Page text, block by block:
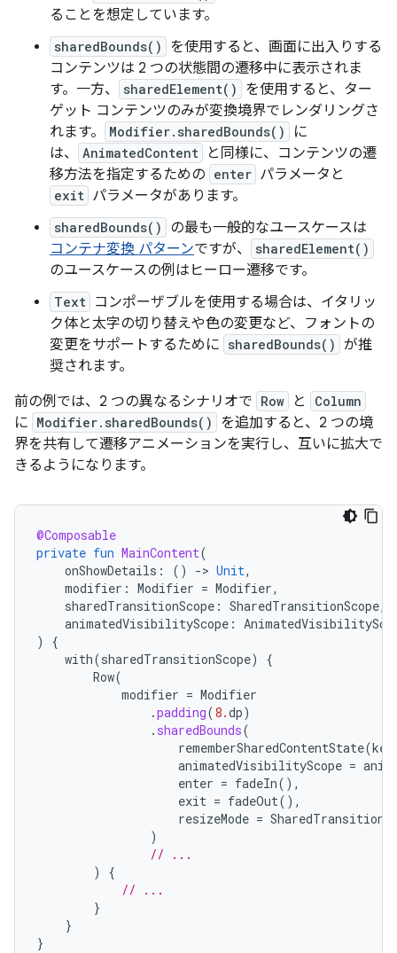
ることを想定しています。
sharedBounds()
を使用すると、画面に出入りする
コンテンツは 2 つの状態間の遷移中に表示されま
す。一方、
sharedElement()
を使用すると、ター
ゲット コンテンツのみが変換境界でレンダリングさ
れます。
Modifier.sharedBounds()
に
は、
AnimatedContent
と同様に、コンテンツの遷
移方法を指定するための enter パラメータと
exit パラメータがあります。
sharedBounds()
の最も一般的なユースケースは
コンテナ変換 パターンですが、 sharedElement()
のユースケースの例はヒーロー遷移です。
Text コンポーザブルを使用する場合は、イタリッ
ク体と太字の切り替えや色の変更など、フォントの
変更をサポートするために sharedBounds() が推
奨されます。
前の例では、2 つの異なるシナリオで Row と Column
に Modifier.sharedBounds()
を追加すると、2 つの境
界を共有して遷移アニメーションを実行し、互いに拡大で
きるようになります。
@Composable
private fun MainContent(
onShowDetails : () -> Unit,
modifier : Modifier = Modifier,
sharedTransitionScope : SharedTransitionScope,
animatedVisibilityScope :
)
{
with(sharedTransitionScope)
{
Row(
modifier = Modifier
.padding(8.dp)
. sharedBounds(
rememberSharedContentState(key
animatedVisibilityScope =
enter = fadeIn(),
exit = fadeOut(),
resizeMode =
)
// ...
)
{
// ...
}
}
}